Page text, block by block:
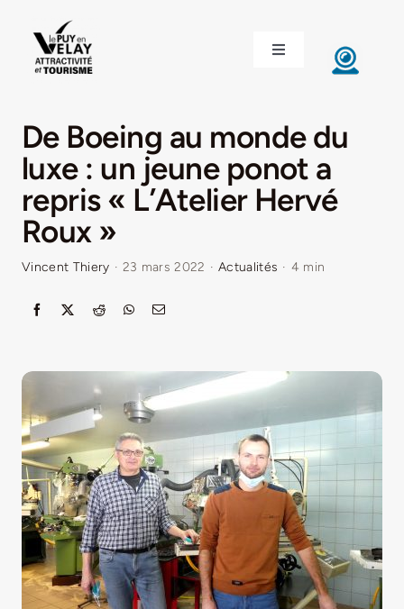
contenu
Toggle
Navigation
DÉCOUVRIR LE VELAY
INVESTIR EN VELAY
ÉTUDIER EN VELAY
LE VELAY RECRUTE
LA ROUTE DES PRODUCTEURS
NOUS CONTACTER
Rechercher:
De Boeing au monde du
luxe : un jeune ponot a
repris « L’Atelier Hervé
Roux »
Vincent Thiery · 23 mars 2022 · Actualités · 4 min